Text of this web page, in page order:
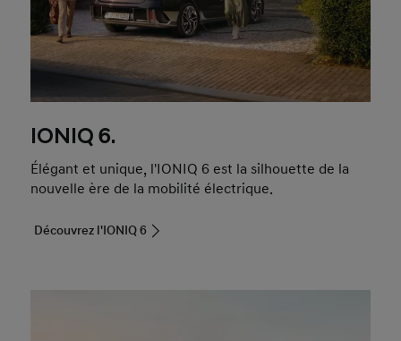
IONIQ 6.
Élégant et unique, l'IONIQ 6 est la silhouette de la
nouvelle ère de la mobilité électrique.
Découvrez l'IONIQ 6